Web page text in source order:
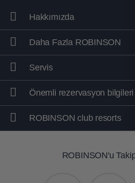
Hakkımızda
Daha Fazla ROBINSON
Servis
Önemli rezervasyon bilgileri
ROBINSON club resorts
ROBINSON'u